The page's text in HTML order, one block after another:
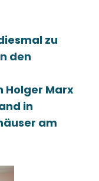
zu
den
Marx
in
am